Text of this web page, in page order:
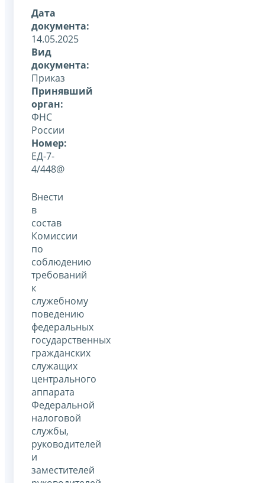
Дата
документа:
14.05.2025
Вид
документа:
Приказ
Принявший
орган:
ФНС
России
Номер:
ЕД-7-
4/448@
Внести
в
состав
Комиссии
по
соблюдению
требований
к
служебному
поведению
федеральных
государственных
гражданских
служащих
центрального
аппарата
Федеральной
налоговой
службы,
руководителей
и
заместителей